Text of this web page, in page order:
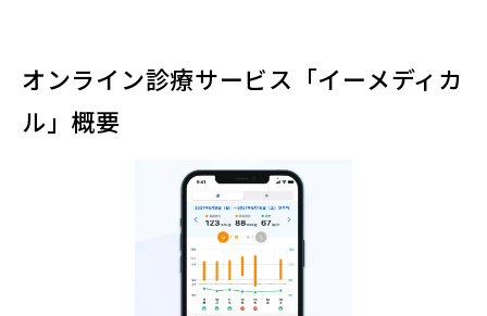
オンライン診療サービス「イーメディカ
ル」概要